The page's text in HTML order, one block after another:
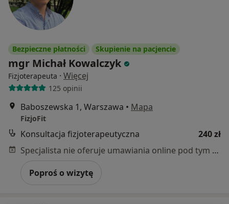
Bezpieczne płatności Skupienie na pacjencie
mgr Michał Kowalczyk
Fizjoterapeuta · Więcej
125 opinii
Baboszewska 1, Warszawa • Mapa
FizjoFit
Konsultacja fizjoterapeutyczna
240 zł
Specjalista nie oferuje umawiania online pod tym adresem.
Poproś o wizytę